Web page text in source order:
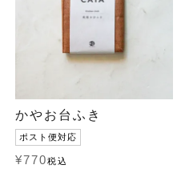
かやお台ふき
ポスト便対応
¥770税込